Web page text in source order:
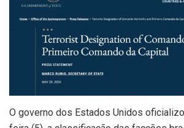
O governo dos Estados Unidos